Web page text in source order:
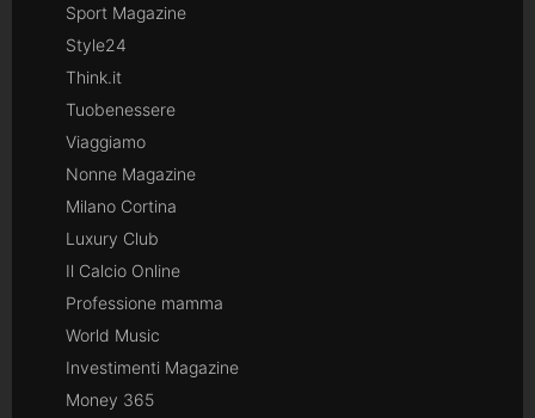
Sport Magazine
Style24
Think.it
Tuobenessere
Viaggiamo
Nonne Magazine
Milano Cortina
Luxury Club
Il Calcio Online
Professione mamma
World Music
Investimenti Magazine
Money 365